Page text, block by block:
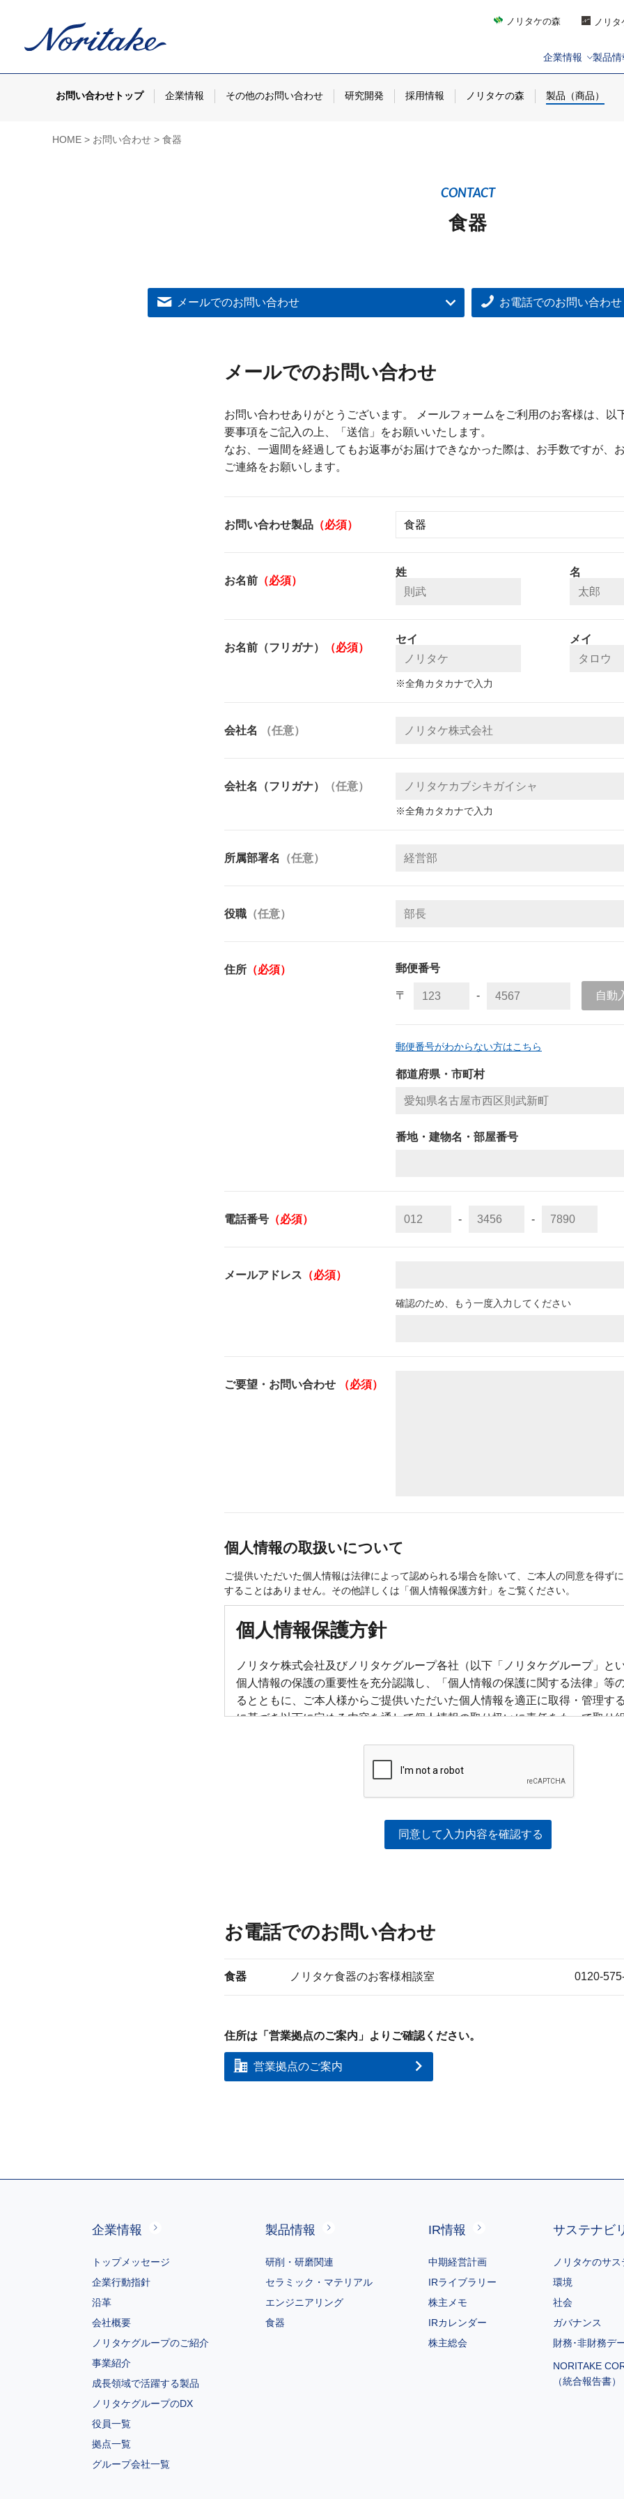
ノリタケの森 ノリ
企業情報 製品情
お問い合わせトップ 企業情報 その他のお問い合わせ 研究開発 採用情報 ノリタケの森 製品（商品）
HOME お問い合わせ 食器
CONTACT
食器
メールでのお問い合わせ お電話でのお問い合わせ
メールでのお問い合わせ
お問い合わせありがとうございます。 メールフォームをご利用のお客様は、以
要事項をご記入の上、「送信」をお願いいたします。
なお、一週間を経過してもお返事がお届けできなかった際は、お手数ですが、
ご連絡をお願いします。
お問い合わせ製品 （必須）
お名前 （必須）
姓 名
お名前（フリガナ） （必須）
セイ メイ
※全角カタカナで入力
会社名 （任意）
会社名（フリガナ） （任意）
※全角カタカナで入力
所属部署名 （任意）
役職 （任意）
住所 （必須） 郵便番号
〒 - 自動
郵便番号がわからない方はこちら
都道府県・市町村
番地・建物名・部屋番号
電話番号 （必須） - -
メールアドレス （必須）
確認のため、もう一度入力してください
ご要望・お問い合わせ （必須）
個人情報の取扱いについて
ご提供いただいた個人情報は法律によって認められる場合を除いて、ご本人の同意を得ず
することはありません。その他詳しくは「個人情報保護方針」をご覧ください。
個人情報保護方針
ノリタケ株式会社及びノリタケグループ各社（以下「ノリタケグループ」と
個人情報の保護の重要性を充分認識し、「個人情報の保護に関する法律」等
るとともに、ご本人様からご提供いただいた個人情報を適正に取得・管理す
に基づき以下に定める内容を通して個人情報の取り扱いに責任をもって取り
■ご本人様の個人情報の取扱いについて
個人情報とは、お名前、ご住所、生年月日、性別、お電話番号、電子メール
ご本人様の意思に基づくご提供を原則として個人情報を取得いたします。ま
３．個人情報の利用目的に関して
ノリタケグループは、お客様、お取引先様及び採用応募者様等（以下総称
利用目的を変更する場合は、変更後の利用目的を公表し明らかにいたしま
お客様からご注文いただいた製品・商品・サービス（メンテナンス、ア
製品・商品、事業活動等に関する資料、カタログを送付するため
ダイレクトメール、電子メール（メールマガジン含む）等により製品・
関する情報、各イベントの情報をご案内するため
お客様から製品・商品やサービスに活用するためのご意見をいただくため
ノリタケグループのウェブページのコンテンツの改善及び利用状況の調
お電話でのお問い合わせ
食器 ノリタケ食器のお客様相談室 0120-
住所は「営業拠点のご案内」よりご確認ください。
営業拠点のご案内
企業情報
トップメッセージ
企業行動指針
沿革
会社概要
ノリタケグループのご紹介
事業紹介
成長領域で活躍する製品
ノリタケグループのDX
役員一覧
拠点一覧
グループ会社一覧
製品情報
研削・研磨関連
セラミック・マテリアル
エンジニアリング
食器
IR情報
中期経営計画
IRライブラリー
株主メモ
IRカレンダー
株主総会
サステナビ
ノリタケのサ
環境
社会
ガバナンス
財務･非財務デ
NORITAKE
（統合報告書）